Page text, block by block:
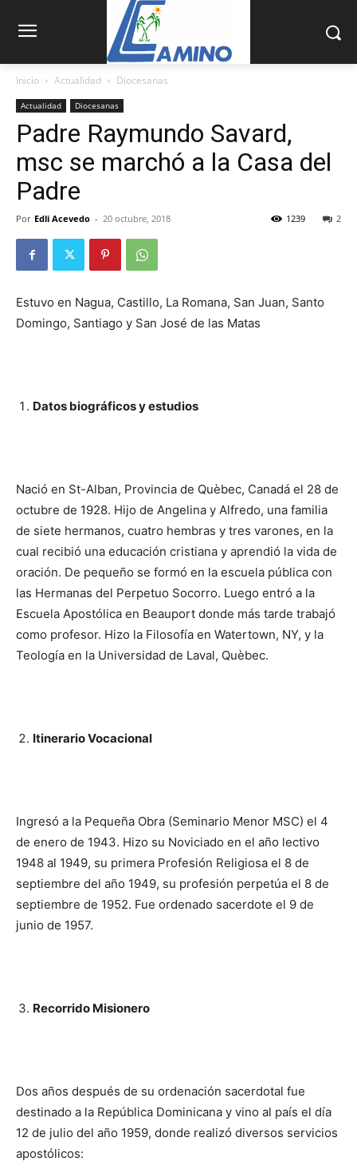
Inicio Actualidad Diocesanas
Actualidad Diocesanas
Padre Raymundo Savard,
msc se marchó a la Casa del
Padre
Por Edli Acevedo - 20 octubre, 2018 2
1239
Estuvo en Nagua, Castillo, La Romana, San Juan, Santo
Domingo, Santiago y San José de las Matas
Datos biográficos y estudios
Nació en St-Alban, Provincia de Quèbec, Canadá el 28 de
octubre de 1928. Hijo de Ange­lina y Alfredo, una fa­milia
de siete hermanos, cuatro hembras y tres varones, en la
cual reci­bió una educación cristiana y aprendió la vida de
oración. De pequeño se formó en la escuela pública con
las Herma­nas del Perpetuo So­corro. Luego entró a la
Escuela Apostólica en Beauport donde más tarde trabajó
como profesor. Hizo la Filosofía en Watertown, NY, y la
Teología en la Univer­si­dad de Laval, Què­bec.
Itinerario Vocacional
Ingresó a la Pequeña Obra (Seminario Menor MSC) el 4
de enero de 1943. Hizo su Novicia­do en el año lectivo
1948 al 1949, su prime­ra Profesión Religiosa el 8 de
septiembre del año 1949, su profesión perpetúa el 8 de
septiembre de 1952. Fue ordenado sacerdote el 9 de
junio de 1957.
Recorrido Misionero
Dos años después de su ordenación sacerdotal fue
destinado a la República Dominicana y vino al país el día
12 de julio del año 1959, donde realizó diversos servicios
apostólicos: